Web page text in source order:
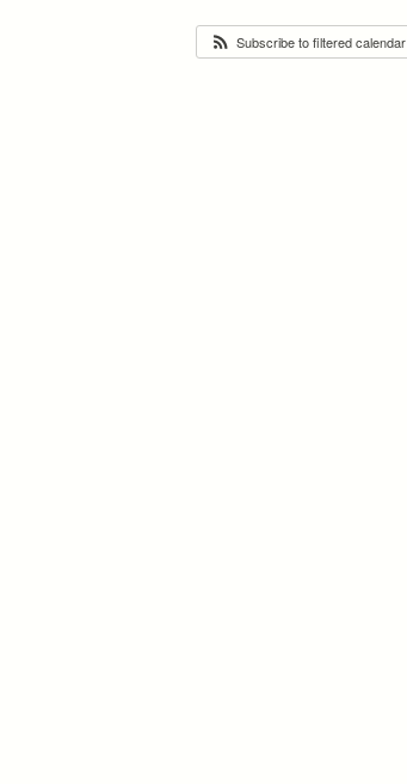
Subscribe to filtered calendar